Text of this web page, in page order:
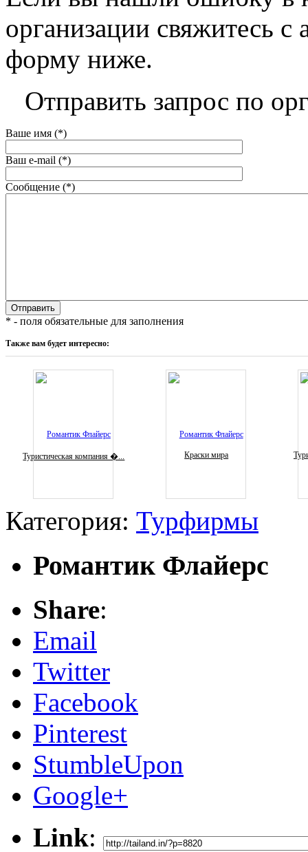
организации свяжитесь
форму ниже.
Отправить запрос по
Ваше имя (*)
Ваш e-mail (*)
Сообщение (*)
* - поля обязательные для заполнения
Также вам будет интересно:
Туристическая компания �... Краски мира
Категория: Турфирмы
Романтик Флайерс
Share:
Email
Twitter
Facebook
Pinterest
StumbleUpon
Google+
Link: